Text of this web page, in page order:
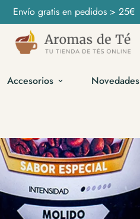
Envío gratis en pedidos > 25€
Accesorios Novedades